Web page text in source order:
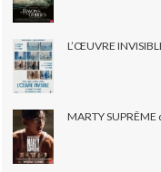
L’ŒUVRE
MARTY SUPRÊME